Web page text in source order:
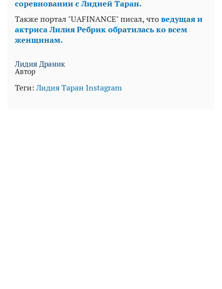
соревновании с Лидией Таран.
Также портал "UAFINANCE" писал, чтоведущая и
актриса Лилия Ребрик обратилась ко всем
женщинам.
Лидия Драник
Автор
Теги: Лидия Таран Instagram